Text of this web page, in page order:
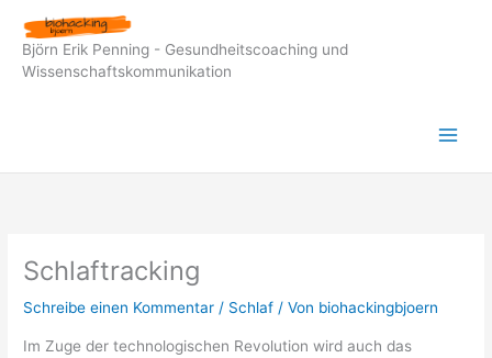
Inhalt
springen
Björn Erik Penning - Gesundheitscoaching und
Wissenschaftskommunikation
Schlaftracking
Schreibe einen Kommentar / Schlaf / Von biohackingbjoern
Im Zuge der technologischen Revolution wird auch das